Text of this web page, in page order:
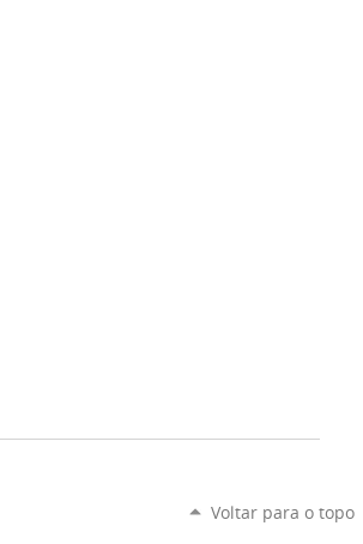
Voltar para o topo